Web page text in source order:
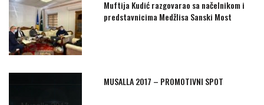
Muftija Kudić razgovarao sa načelnikom i
predstavnicima Medžlisa Sanski Most
MUSALLA 2017 – PROMOTIVNI SPOT